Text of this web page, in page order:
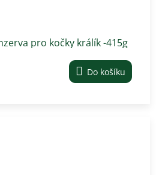
pro kočky králík -415g
Do košíku